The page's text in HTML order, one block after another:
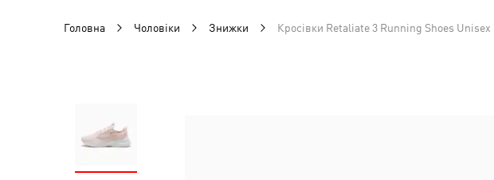
Головна Чоловіки Знижки Кросівки Retaliate 3 Running Shoes Unisex